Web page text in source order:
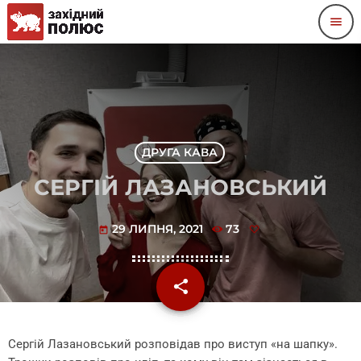
menu
ДРУГА КАВА
СЕРГІЙ ЛАЗАНОВСЬКИЙ
today 29 ЛИПНЯ, 2021 73
share
email
Сергій Лазановський розповідав про виступ «на шапку».